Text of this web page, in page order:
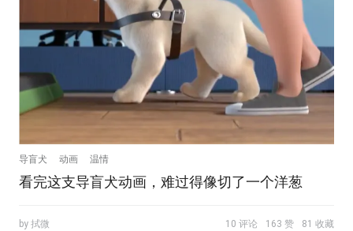
导盲犬 动画 温情
看完这支导盲犬动画，难过得像切了一个洋葱
by 拭微 10 评论 163 赞 81 收藏